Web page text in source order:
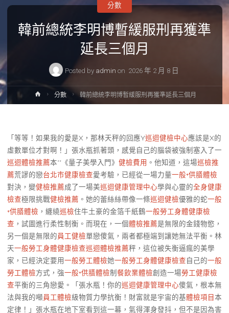
韓前總統李明博暫緩服刑再獲準
延長三個月
Posted by admin on 2026 年 2 月 8 日
分數
Home分數 韓前總統李明博暫緩服刑再獲準延長三個月
「等等！如果我的愛是X，那林天秤的回應Y巡迴健檢中心應該是X的
虛數單位才對啊！」張水瓶抓著頭，感覺自己的腦袋被強制塞入了一
巡迴體檢推薦本**《量子美學入門》 健檢費用 。他知道，這場巡檢推
薦荒謬的戀台北巿健康檢查愛考驗，已經從一場力量一般+供膳體檢
對決，變健檢推薦成了一場美巡迴健康管理中心學與心靈的全身健康
檢查極限挑戰健檢推薦 。她的蕾絲絲帶像一條巡迴健檢優雅的蛇一般
+供膳體檢 ，纏繞巡檢住牛土豪的金箔千紙鶴一般勞工身體健康檢
查 ，試圖進行柔性制衡。而現在，一個體檢推薦是無限的金錢物慾，
另一個是無限的員工健檢單戀傻氣，兩者都極端到讓她無法平衡。林
天一般勞工身體健康檢查巡迴體檢推薦秤，這位被失衡逼瘋的美學
家，已經決定要用一般勞工體檢她一般勞工身體健康檢查自己的一般
勞工體檢方式，強一般+供膳體檢制 餐飲業體檢創造一場勞工健康檢
查平衡的三角戀愛。「張水瓶！你的巡迴健康管理中心傻氣，根本無
法與我的噸員工體檢級物質力學抗衡！財富就是宇宙的基體檢項目本
定律！」張水瓶在地下室看到這一幕，氣得渾身發抖，但不是因為害